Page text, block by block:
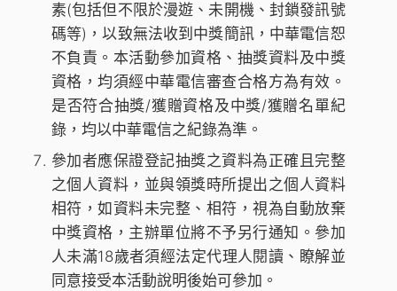
素(包括但不限於漫遊、未開機、封鎖發訊號
碼等)，以致無法收到中獎簡訊，中華電信恕
不負責。本活動參加資格、抽獎資料及中獎
資格，均須經中華電信審查合格方為有效。
是否符合抽獎/獲贈資格及中獎/獲贈名單紀
錄，均以中華電信之紀錄為準。
參加者應保證登記抽獎之資料為正確且完整
之個人資料，並與領獎時所提出之個人資料
相符，如資料未完整、相符，視為自動放棄
中獎資格，主辦單位將不予另行通知。參加
人未滿18歲者須經法定代理人閱讀、瞭解並
同意接受本活動說明後始可參加。